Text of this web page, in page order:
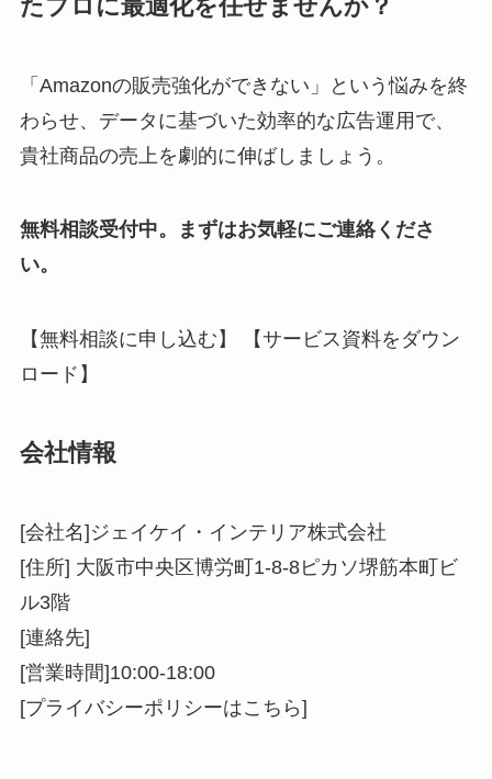
たプロに最適化を任せませんか？
「Amazonの販売強化ができない」という悩みを終
わらせ、データに基づいた効率的な広告運用で、
貴社商品の売上を劇的に伸ばしましょう。
無料相談受付中。まずはお気軽にご連絡くださ
い。
【無料相談に申し込む】 【サービス資料をダウン
ロード】
会社情報
[会社名]ジェイケイ・インテリア株式会社
[住所] 大阪市中央区博労町1-8-8ピカソ堺筋本町ビ
ル3階
[連絡先]
[営業時間]10:00-18:00
[プライバシーポリシーはこちら]